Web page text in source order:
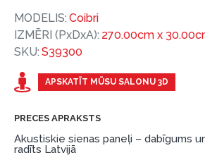
un izdevīgs finansēšanas
vajadzīgās preces tulīt, bet par
vēlāk.
Ar ESTO iegūstiet bezprocentu
priekšrocības bez pirmās iemaksas
Piemērs: Preces cena 300 €,
pirmā iemaksa: 0 €, ikmēneša
APSKATĪT MŪSU SALONU 3D
PRECES APRAKSTS
Akustiskie sienas paneļi – dabīgums
radīts Latvijā
MODELIS: Coibri
IZMĒRI (PxDxA): 270.00cm x
SKU: S39300